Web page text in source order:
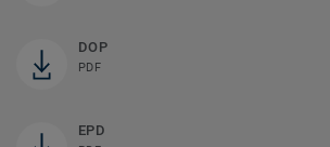
DOP
PDF
EPD